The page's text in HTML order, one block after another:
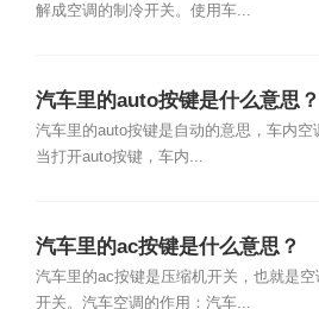
解成空调的制冷开关。使用车...
汽车里的auto按键是什么意思？
汽车里的auto按键是自动的意思，车内空
当打开auto按键，车内...
汽车里的ac按键是什么意思？
汽车里的ac按键是压缩机开关，也就是空
开关。汽车空调的作用：汽车...